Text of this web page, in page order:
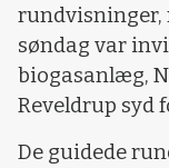
rundvisninger,
søndag var
biogasanlæg,
Reveldrup syd
De guidede